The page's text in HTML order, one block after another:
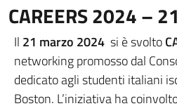
CAREERS 2024 –
Il 21 marzo 2024 si è svolto
networking promosso dal
dedicato agli studenti italiani
Boston. L’iniziativa ha